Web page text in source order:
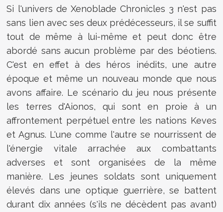
Si l'univers de Xenoblade Chronicles 3 n'est pas
sans lien avec ses deux prédécesseurs, il se suffit
tout de même à lui-même et peut donc être
abordé sans aucun problème par des béotiens.
C'est en effet à des héros inédits, une autre
époque et même un nouveau monde que nous
avons affaire. Le scénario du jeu nous présente
les terres d'Aionos, qui sont en proie à un
affrontement perpétuel entre les nations Keves
et Agnus. L'une comme l'autre se nourrissent de
l'énergie vitale arrachée aux combattants
adverses et sont organisées de la même
manière. Les jeunes soldats sont uniquement
élevés dans une optique guerrière, se battent
durant dix années (s'ils ne décèdent pas avant)